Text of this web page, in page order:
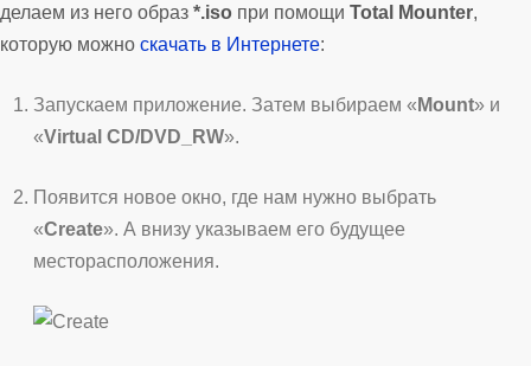
делаем из него образ *.iso при помощи Total Mounter,
которую можно скачать в Интернете:
Запускаем приложение. Затем выбираем « Mount» и
«Virtual CD/DVD_RW».
Появится новое окно, где нам нужно выбрать
«Create». А внизу указываем его будущее
месторасположения.